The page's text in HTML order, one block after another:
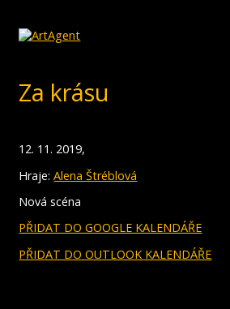
Za krásu
12. 11. 2019,
Hraje:Alena Štréblová
Nová scéna
PŘIDAT DO GOOGLE KALENDÁŘE
PŘIDAT DO OUTLOOK KALENDÁŘE